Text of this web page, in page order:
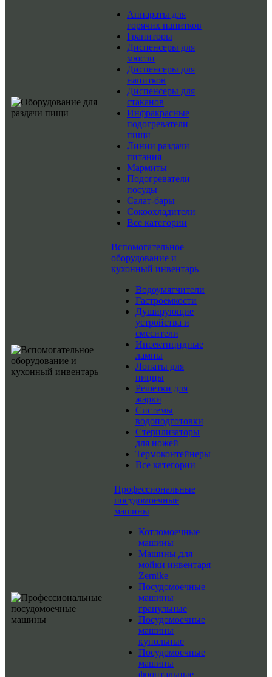
Аппараты для
горячих напитков
Граниторы
Диспенсеры для
мюсли
Диспенсеры для
напитков
Диспенсеры для
стаканов
Инфракрасные
подогреватели
пищи
Линии раздачи
питания
Мармиты
Подогреватели
посуды
Салат-бары
Сокоохладители
Все категории
Вспомогательное
оборудование и
кухонный инвентарь
Водоумягчители
Гастроемкости
Душирующие
устройства и
смесители
Инсектицидные
лампы
Лопаты для
пиццы
Решетки для
жарки
Системы
водоподготовки
Стерилизаторы
для ножей
Термоконтейнеры
Все категории
Профессиональные
посудомоечные
машины
Котломоечные
машины
Машины для
мойки инвентаря
Zernike
Посудомоечные
машины
гранульные
Посудомоечные
машины
купольные
Посудомоечные
машины
фронтальные